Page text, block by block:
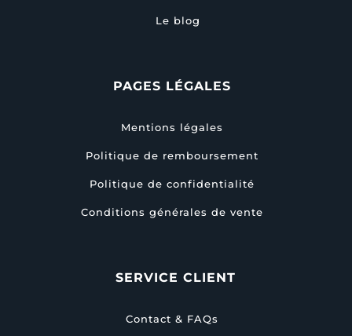
Le blog
PAGES LÉGALES
Mentions légales
Politique de remboursement
Politique de confidentialité
Conditions générales de vente
SERVICE CLIENT
Contact & FAQs